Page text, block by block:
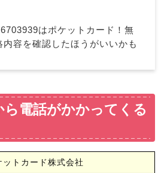
はポケットカード！無
内容を確認したほうがいいかも
ら電話がかかってくる
ットカード株式会社